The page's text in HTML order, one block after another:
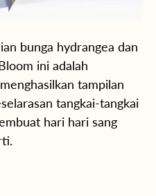
bunga hydrangea dan
ini adalah
tampilan
tangkai-tangkai
hari hari sang